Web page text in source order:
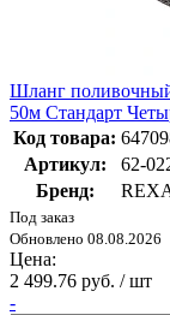
Шланг
50м Стандарт
Код товара:
Артикул:
62-
Бренд:
Под заказ
Обновлено 08.08.2026
Цена:
2 499.76 руб. / шт
-